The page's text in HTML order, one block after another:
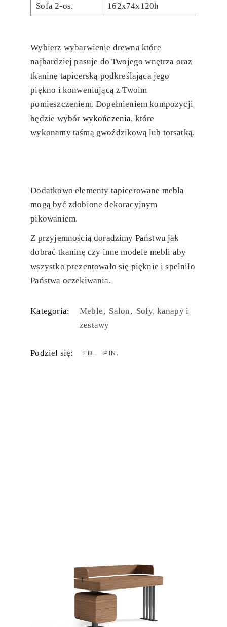
Sofa 2-os. 162x74x120h
Wybierz wybarwienie drewna które
najbardziej pasuje do Twojego wnętrza oraz
tkaninę tapicerską podkreślająca jego
piękno i konweniującą z Twoim
pomieszczeniem. Dopełnieniem kompozycji
będzie wybór wykończenia, które
wykonamy taśmą gwoździkową lub torsatką.
Dodatkowo elementy tapicerowane mebla
mogą być zdobione dekoracyjnym
pikowaniem.
Z przyjemnością doradzimy Państwu jak
dobrać tkaninę czy inne modele mebli aby
wszystko prezentowało się pięknie i spełniło
Państwa oczekiwania.
Kategoria: Meble Salon Sofy, kanapy i
zestawy
Podziel się: FB PIN